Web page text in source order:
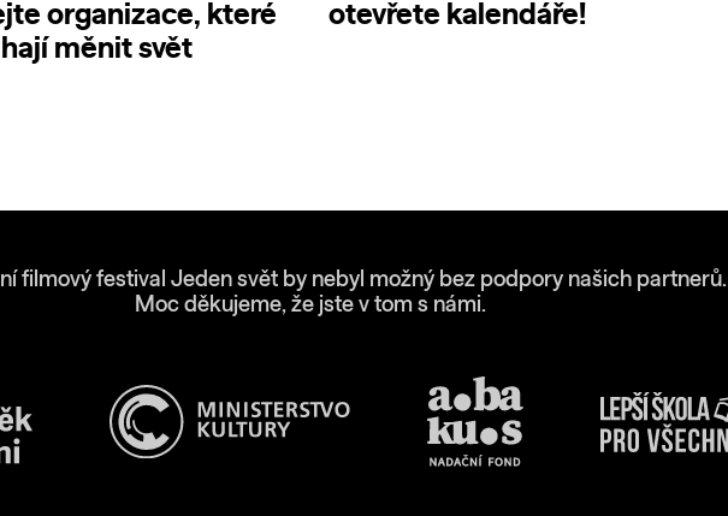
organizace, které
měnit svět
otevřete kalendáře!
filmový festival Jeden svět by nebyl možný bez podpory našich partnerů.
Moc děkujeme, že jste v tom s námi.